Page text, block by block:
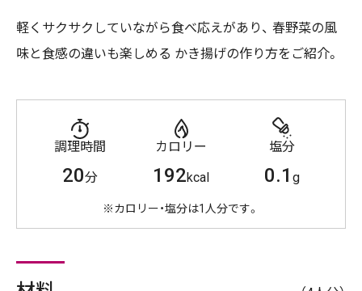
軽くサクサクしていながら食べ応えがあり、 春野菜の風
味と食感の違いも楽しめる かき揚げの作り方をご紹介。
調理時間
20分
カロリー
192kcal
塩分
0.1g
※カロリー・塩分は1人分です。